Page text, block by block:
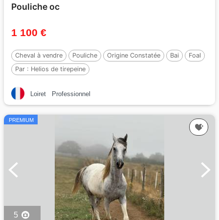
Pouliche oc
1 100 €
Cheval à vendre Pouliche Origine Constatée Bai
Foal
Par : Helios de tirepeine
Loiret Professionnel
PREMIUM
5